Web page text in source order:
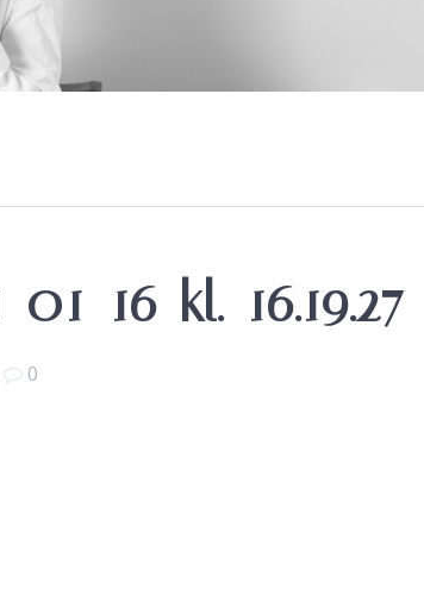
16-kl.-16.19.27
0